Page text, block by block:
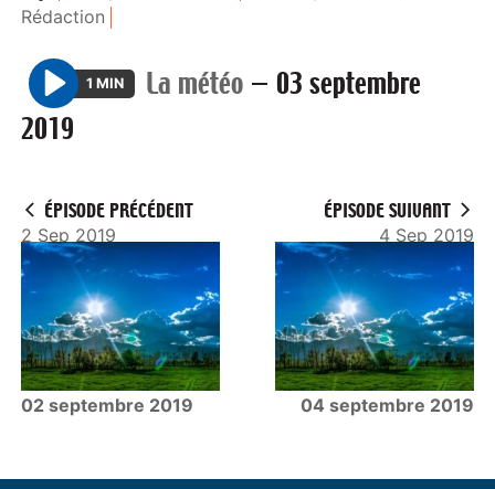
Rédaction
P
l
1 MIN La météo — 03 septembre
2019
ÉPISODE PRÉCÉDENT
2 Sep 2019
02 septembre 2019
ÉPISODE SUIVANT
4 Sep 2019
04 septembre 2019